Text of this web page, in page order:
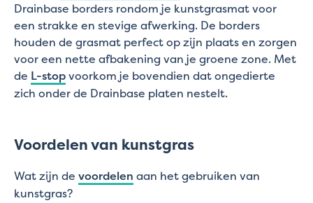
Drainbase borders rondom je kunstgrasmat voor
een strakke en stevige afwerking. De borders
houden de grasmat perfect op zijn plaats en zorgen
voor een nette afbakening van je groene zone. Met
de L-stopvoorkom je bovendien dat ongedierte
zich onder de Drainbase platen nestelt.
Voordelen van kunstgras
Wat zijn de voordelen aan het gebruiken van
kunstgras?